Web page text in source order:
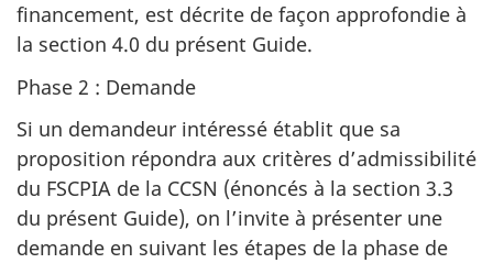
financement, est décrite de façon approfondie à
la section 4.0 du présent Guide.
Phase 2 : Demande
Si un demandeur intéressé établit que sa
proposition répondra aux critères d’admissibilité
du FSCPIA de la CCSN (énoncés à la section 3.3
du présent Guide), on l’invite à présenter une
demande en suivant les étapes de la phase de